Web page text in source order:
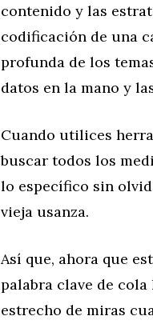
contenido y las
codificación de una
profunda de los
datos en la mano y
Cuando utilices
buscar todos los
lo específico sin
vieja usanza.
Así que, ahora que
palabra clave de
estrecho de miras